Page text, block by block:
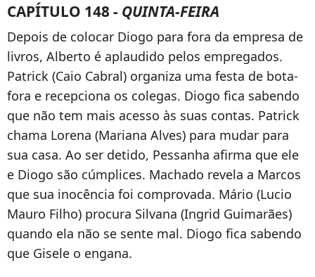
CAPÍTULO 148 - QUINTA-FEIRA
Depois de colocar Diogo para fora da empresa de
livros, Alberto é aplaudido pelos empregados.
Patrick (Caio Cabral) organiza uma festa de bota-
fora e recepciona os colegas. Diogo fica sabendo
que não tem mais acesso às suas contas. Patrick
chama Lorena (Mariana Alves) para mudar para
sua casa. Ao ser detido, Pessanha afirma que ele
e Diogo são cúmplices. Machado revela a Marcos
que sua inocência foi comprovada. Mário (Lucio
Mauro Filho) procura Silvana (Ingrid Guimarães)
quando ela não se sente mal. Diogo fica sabendo
que Gisele o engana.